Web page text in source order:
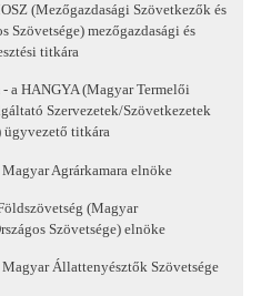
(Mezőgazdasági Szövetkezők és
Szövetsége) mezőgazdasági és
titkára
- a HANGYA (Magyar Termelői
Szervezetek/Szövetkezetek
ügyvezető titkára
Magyar Agrárkamara elnöke
(Magyar
Szövetsége) elnöke
Magyar Állattenyésztők Szövetsége